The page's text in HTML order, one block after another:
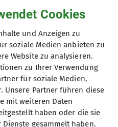
Cookies
und Anzeigen zu
soziale Medien anbieten zu
Website zu analysieren.
zu Ihrer Verwendung
für soziale Medien,
Unsere Partner führen diese
mit weiteren Daten
haben oder die sie
gesammelt haben.